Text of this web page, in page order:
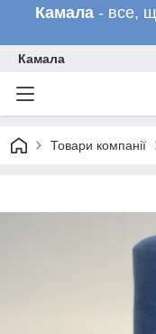
Камала - все,
Камала
Товари компанії